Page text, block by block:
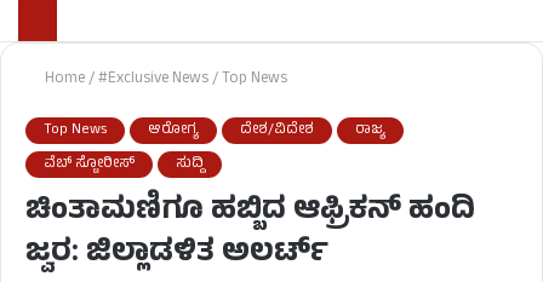
Home/#Exclusive News/Top News
Top News ಆರೋಗ್ಯ ದೇಶ/ವಿದೇಶ
ರಾಜ್ಯ
ವೆಬ್ ಸ್ಟೋರೀಸ್
ಸುದ್ದಿ
ಚಿಂತಾಮಣಿಗೂ ಹಬ್ಬಿದ ಆಫ್ರಿಕನ್ ಹಂದಿ
ಜ್ವರ: ಜಿಲ್ಲಾಡಳಿತ ಅಲರ್ಟ್